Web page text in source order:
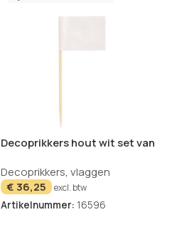
Decoprikkers hout wit set van
Decoprikkers, vlaggen
€36,25 excl. btw
Artikelnummer: 16596